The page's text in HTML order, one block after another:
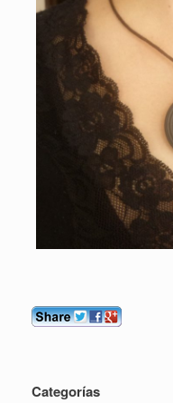
Categorías